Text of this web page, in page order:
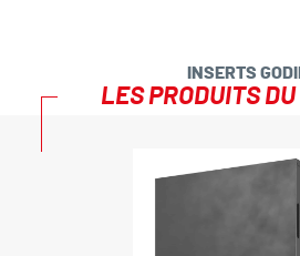
INSERTS
LES PRODUITS